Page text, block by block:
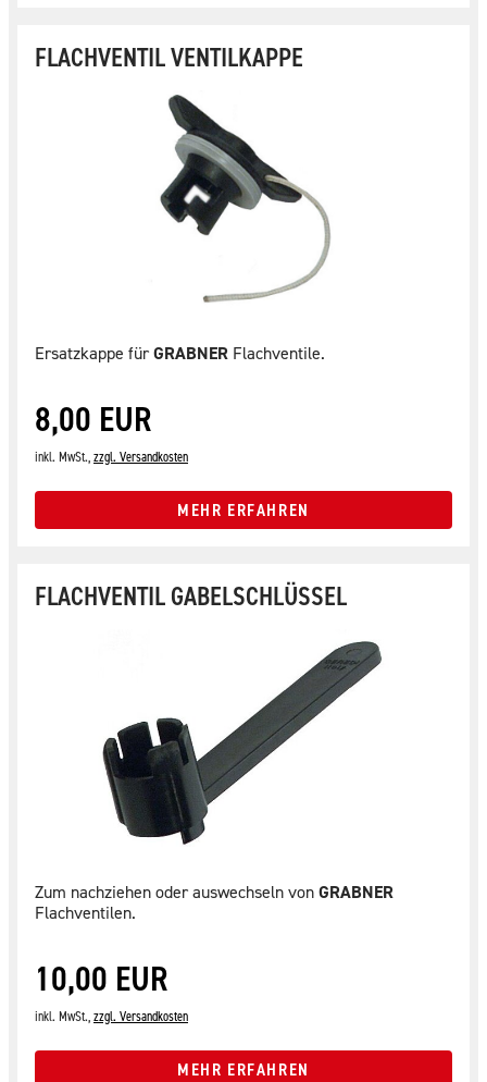
FLACHVENTIL VENTILKAPPE
Ersatzkappe fürGRABNER Flachventile.
8,00 EUR
inkl. MwSt.,zzgl. Versandkosten
MEHR ERFAHREN
FLACHVENTIL GABELSCHLÜSSEL
Zum nachziehen oder auswechseln vonGRABNER
Flachventilen.
10,00 EUR
inkl. MwSt.,zzgl. Versandkosten
MEHR ERFAHREN